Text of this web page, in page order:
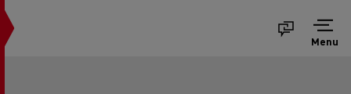
Menu